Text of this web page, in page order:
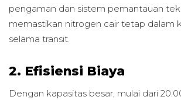
pengaman dan sistem pemantauan
memastikan nitrogen cair tetap dalam
selama transit.
2. Efisiensi Biaya
Dengan kapasitas besar, mulai dari